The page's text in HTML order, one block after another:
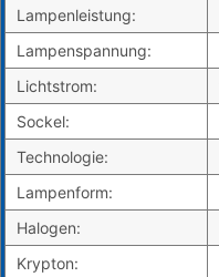
Lampenleistung:
Lampenspannung:
Lichtstrom:
Sockel:
Technologie:
Lampenform:
Halogen:
Krypton: